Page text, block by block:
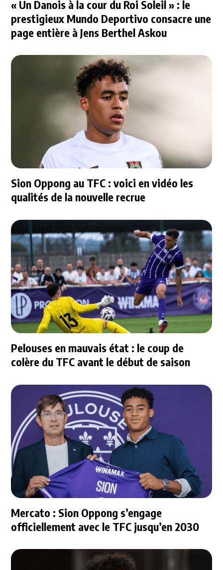
« Un Danois à la cour du Roi Soleil » : le
prestigieux Mundo Deportivo consacre une
page entière à Jens Berthel Askou
Sion Oppong au TFC : voici en vidéo les
qualités de la nouvelle recrue
Pelouses en mauvais état : le coup de
colère du TFC avant le début de saison
Mercato : Sion Oppong s’engage
officiellement avec le TFC jusqu’en 2030